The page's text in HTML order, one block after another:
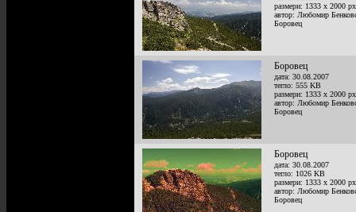
размери: 1333 x 2000
автор: Любомир
Боровец
Боровец
дата: 30.08.2007
тегло: 555 KB
размери: 1333 x 2000
автор: Любомир
Боровец
Боровец
дата: 30.08.2007
тегло: 1026 KB
размери: 1333 x 2000
автор: Любомир
Боровец